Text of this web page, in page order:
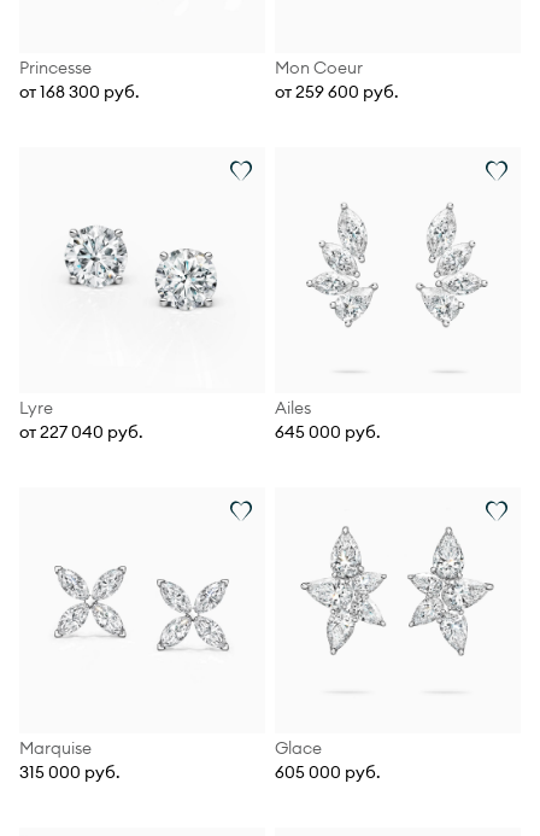
Princesse
от 168 300 руб.
Mon Coeur
от 259 600 руб.
Lyre
от 227 040 руб.
Ailes
645 000 руб.
Marquise
315 000 руб.
Glace
605 000 руб.